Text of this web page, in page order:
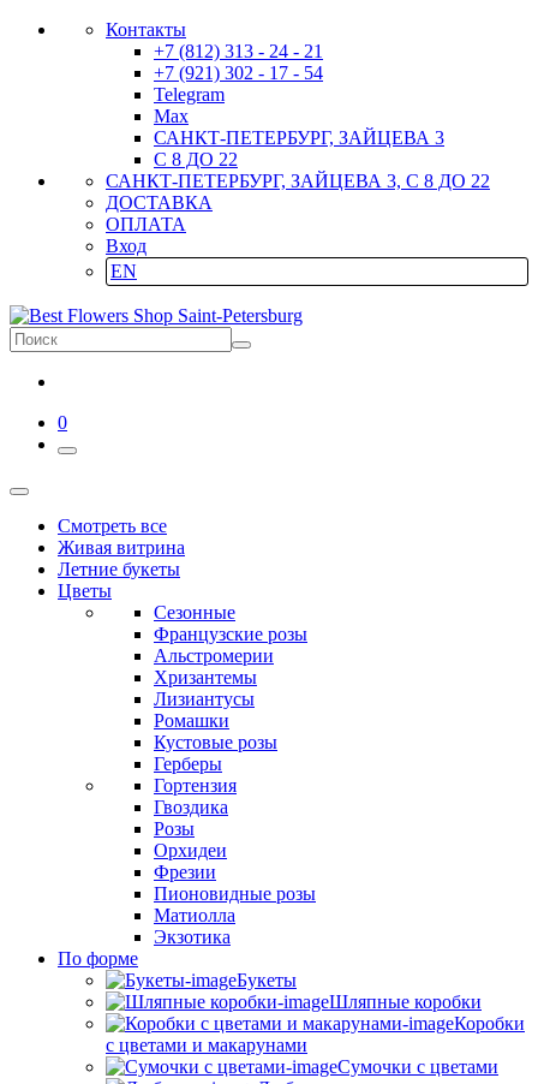
Контакты
+7 (812) 313 - 24 - 21
+7 (921) 302 - 17 - 54
Telegram
Max
САНКТ-ПЕТЕРБУРГ, ЗАЙЦЕВА 3
С 8 ДО 22
САНКТ-ПЕТЕРБУРГ, ЗАЙЦЕВА 3, С 8 ДО 22
ДОСТАВКА
ОПЛАТА
Вход
EN
0
Смотреть все
Живая витрина
Летние букеты
Цветы
Сезонные
Французские розы
Альстромерии
Хризантемы
Лизиантусы
Ромашки
Кустовые розы
Герберы
Гортензия
Гвоздика
Розы
Орхидеи
Фрезии
Пионовидные розы
Матиолла
Экзотика
По форме
Букеты
Шляпные коробки
Коробки
с цветами и макарунами
Сумочки с цветами